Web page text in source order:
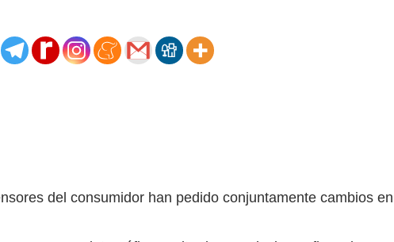
del consumidor han pedido conjuntamente cambios en